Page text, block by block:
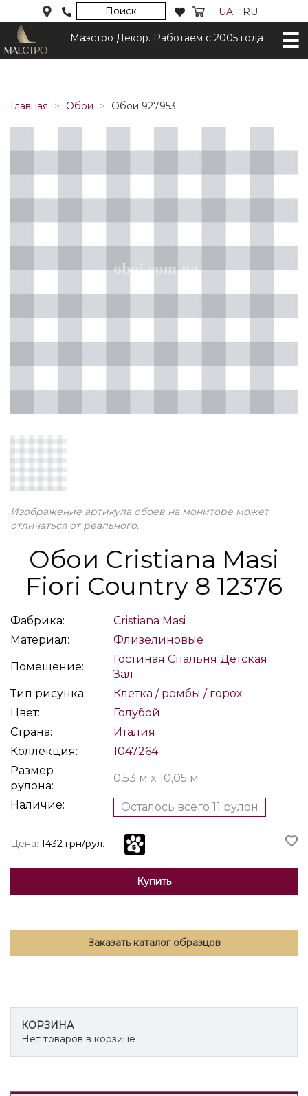
Поиск UA RU
Маэстро Декор. Работаем с 2005 года
Главная Обои Обои 927953
Изображение артикула обоев на мониторе может
отличаться от реального.
Обои Cristiana Masi
Fiori Country 8 12376
Фабрика:
Cristiana Masi
Материал:
Флизелиновые
Помещение:
Гостиная Спальня Детская
Зал
Тип рисунка:
Клетка / ромбы / горох
Цвет:
Голубой
Страна:
Италия
Коллекция:
1047264
Размер
рулона:
0,53 м x 10,05 м
Наличие: Осталось всего 11 рулон
Цена: 1432 грн/рул.
Купить
Заказать каталог образцов
КОРЗИНА
Нет товаров в корзине